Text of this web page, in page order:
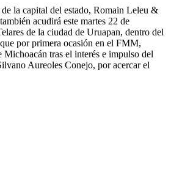
de la capital del estado, Romain Leleu &
acudirá este martes 22 de
de la ciudad de Uruapan, dentro del
por primera ocasión en el FMM,
Michoacán tras el interés e impulso del
Aureoles Conejo, por acercar el